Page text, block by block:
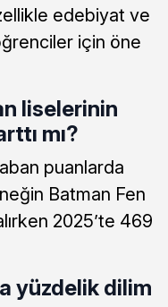
edebiyat ve
için öne
liselerinin
mı?
puanlarda
Batman Fen
2025’te 469
yüzdelik dilim